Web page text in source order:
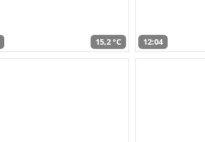
15,2 °C 12:04